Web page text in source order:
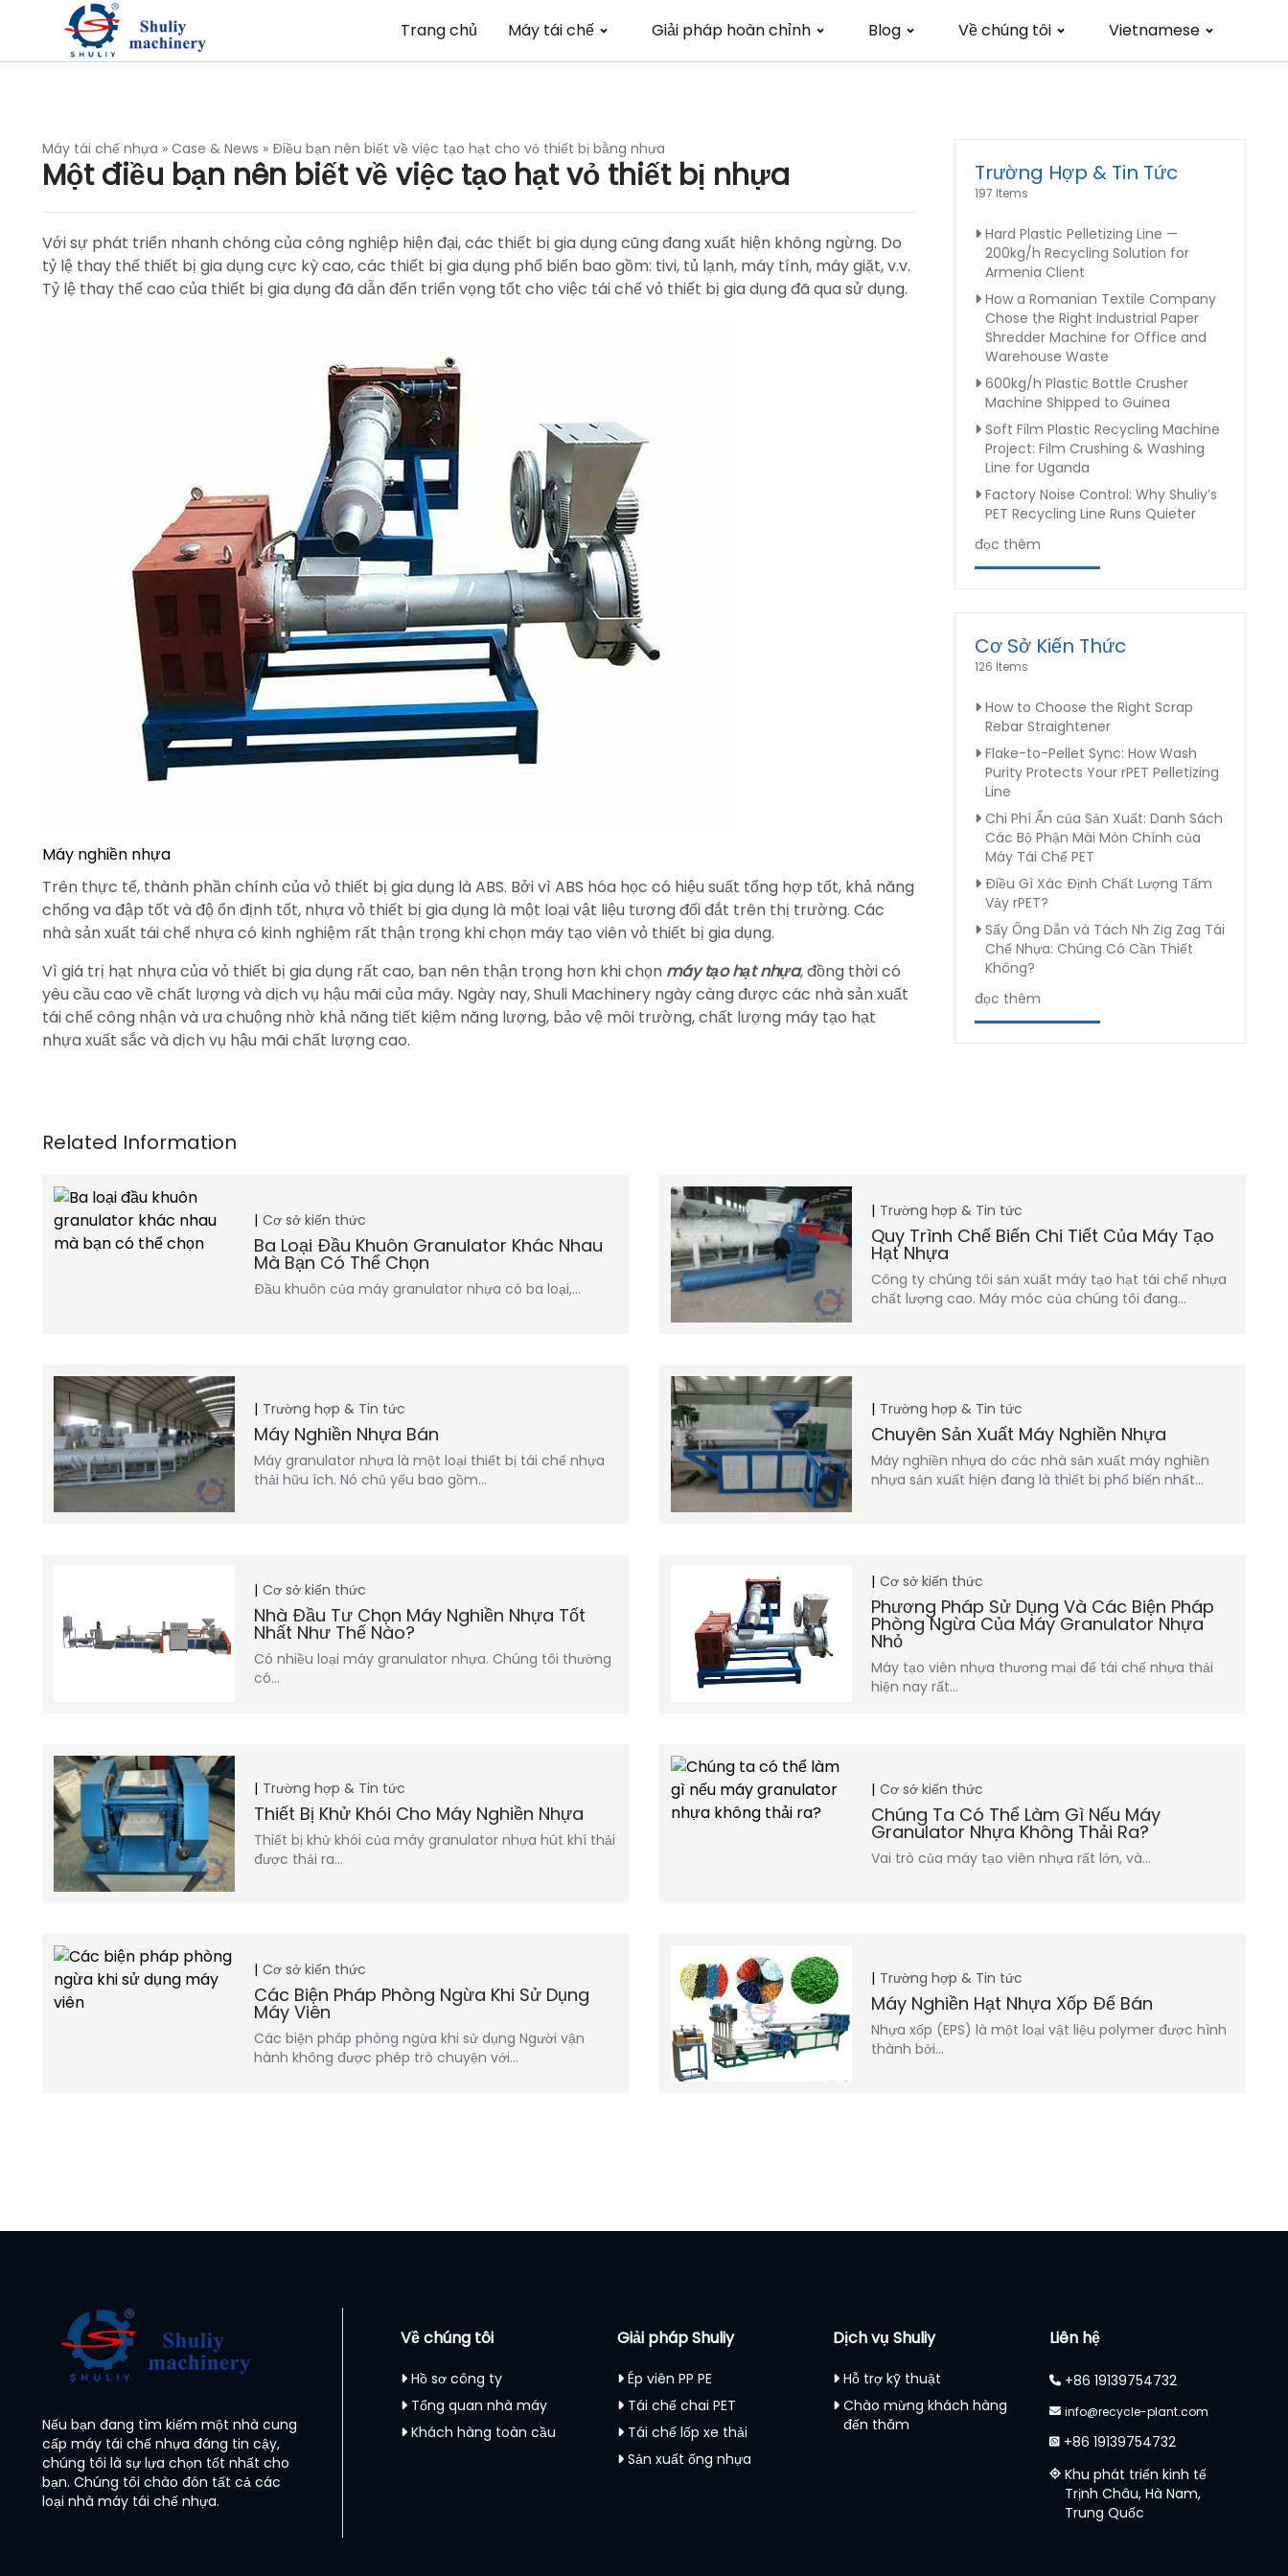
Trang chủ Máy tái chế Giải pháp hoàn chỉnh Blog Về chúng tôi Vietnamese
Máy tái chế nhựa » Case & News » Điều bạn nên biết về việc tạo hạt cho vỏ thiết bị bằng nhựa
Một điều bạn nên biết về việc tạo hạt vỏ thiết bị nhựa
Với sự phát triển nhanh chóng của công nghiệp hiện đại, các thiết bị gia dụng cũng đang xuất hiện không ngừng. Do
tỷ lệ thay thế thiết bị gia dụng cực kỳ cao, các thiết bị gia dụng phổ biến bao gồm: tivi, tủ lạnh, máy tính, máy giặt, v.v.
Tỷ lệ thay thế cao của thiết bị gia dụng đã dẫn đến triển vọng tốt cho việc tái chế vỏ thiết bị gia dụng đã qua sử dụng.
Máy nghiền nhựa
Trên thực tế, thành phần chính của vỏ thiết bị gia dụng là ABS. Bởi vì ABS hóa học có hiệu suất tổng hợp tốt, khả năng
chống va đập tốt và độ ổn định tốt, nhựa vỏ thiết bị gia dụng là một loại vật liệu tương đối đắt trên thị trường. Các
nhà sản xuất tái chế nhựa có kinh nghiệm rất thận trọng khi chọn máy tạo viên vỏ thiết bị gia dụng.
Vì giá trị hạt nhựa của vỏ thiết bị gia dụng rất cao, bạn nên thận trọng hơn khi chọn máy tạo hạt nhựa, đồng thời có
yêu cầu cao về chất lượng và dịch vụ hậu mãi của máy. Ngày nay, Shuli Machinery ngày càng được các nhà sản xuất
tái chế công nhận và ưa chuộng nhờ khả năng tiết kiệm năng lượng, bảo vệ môi trường, chất lượng máy tạo hạt
nhựa xuất sắc và dịch vụ hậu mãi chất lượng cao.
Trường Hợp & Tin Tức
197 Items
Hard Plastic Pelletizing Line —
200kg/h Recycling Solution for
Armenia Client
How a Romanian Textile Company
Chose the Right Industrial Paper
Shredder Machine for Office and
Warehouse Waste
600kg/h Plastic Bottle Crusher
Machine Shipped to Guinea
Soft Film Plastic Recycling Machine
Project: Film Crushing & Washing
Line for Uganda
Factory Noise Control: Why Shuliy’s
PET Recycling Line Runs Quieter
đọc thêm
Cơ Sở Kiến Thức
126 Items
How to Choose the Right Scrap
Rebar Straightener
Flake-to-Pellet Sync: How Wash
Purity Protects Your rPET Pelletizing
Line
Chi Phí Ẩn của Sản Xuất: Danh Sách
Các Bộ Phận Mài Mòn Chính của
Máy Tái Chế PET
Điều Gì Xác Định Chất Lượng Tấm
Vảy rPET?
Sấy Ống Dẫn và Tách Nh Zig Zag Tái
Chế Nhựa: Chúng Có Cần Thiết
Không?
đọc thêm
Cơ sở kiến thức
Ba Loại Đầu Khuôn Granulator Khác Nhau
Mà Bạn Có Thể Chọn
Đầu khuôn của máy granulator nhựa có ba loại,…
Trường hợp & Tin tức
Quy Trình Chế Biến Chi Tiết Của Máy Tạo
Hạt Nhựa
Công ty chúng tôi sản xuất máy tạo hạt tái chế nhựa
chất lượng cao. Máy móc của chúng tôi đang…
Trường hợp & Tin tức
Máy Nghiền Nhựa Bán
Máy granulator nhựa là một loại thiết bị tái chế nhựa
thải hữu ích. Nó chủ yếu bao gồm…
Trường hợp & Tin tức
Chuyên Sản Xuất Máy Nghiền Nhựa
Máy nghiền nhựa do các nhà sản xuất máy nghiền
nhựa sản xuất hiện đang là thiết bị phổ biến nhất…
Cơ sở kiến thức
Nhà Đầu Tư Chọn Máy Nghiền Nhựa Tốt
Nhất Như Thế Nào?
Có nhiều loại máy granulator nhựa. Chúng tôi thường
có…
Cơ sở kiến thức
Phương Pháp Sử Dụng Và Các Biện Pháp
Phòng Ngừa Của Máy Granulator Nhựa
Nhỏ
Máy tạo viên nhựa thương mại để tái chế nhựa thải
hiện nay rất…
Trường hợp & Tin tức
Thiết Bị Khử Khói Cho Máy Nghiền Nhựa
Thiết bị khử khói của máy granulator nhựa hút khí thải
được thải ra…
Cơ sở kiến thức
Chúng Ta Có Thể Làm Gì Nếu Máy
Granulator Nhựa Không Thải Ra?
Vai trò của máy tạo viên nhựa rất lớn, và…
Cơ sở kiến thức
Các Biện Pháp Phòng Ngừa Khi Sử Dụng
Máy Viên
Các biện pháp phòng ngừa khi sử dụng Người vận
hành không được phép trò chuyện với…
Trường hợp & Tin tức
Máy Nghiền Hạt Nhựa Xốp Để Bán
Nhựa xốp (EPS) là một loại vật liệu polymer được hình
thành bởi…
Nếu bạn đang tìm kiếm một nhà cung
cấp máy tái chế nhựa đáng tin cậy,
chúng tôi là sự lựa chọn tốt nhất cho
bạn. Chúng tôi chào đón tất cả các
loại nhà máy tái chế nhựa.
Về chúng tôi
Hồ sơ công ty
Tổng quan nhà máy
Khách hàng toàn cầu
Giải pháp Shuliy
Ép viên PP PE
Tái chế chai PET
Tái chế lốp xe thải
Sản xuất ống nhựa
Dịch vụ Shuliy
Hỗ trợ kỹ thuật
Chào mừng khách hàng
đến thăm
Liên hệ
+86 19139754732
info@recycle-plant.com
+86 19139754732
Khu phát triển kinh tế
Trịnh Châu, Hà Nam,
Trung Quốc